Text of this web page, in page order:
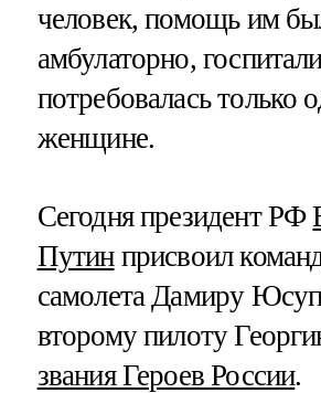
человек, помощь им
амбулаторно,
потребовалась только
женщине.
Сегодня президент РФ
Путинприсвоил
самолета Дамиру
второму пилоту
звания Героев России.